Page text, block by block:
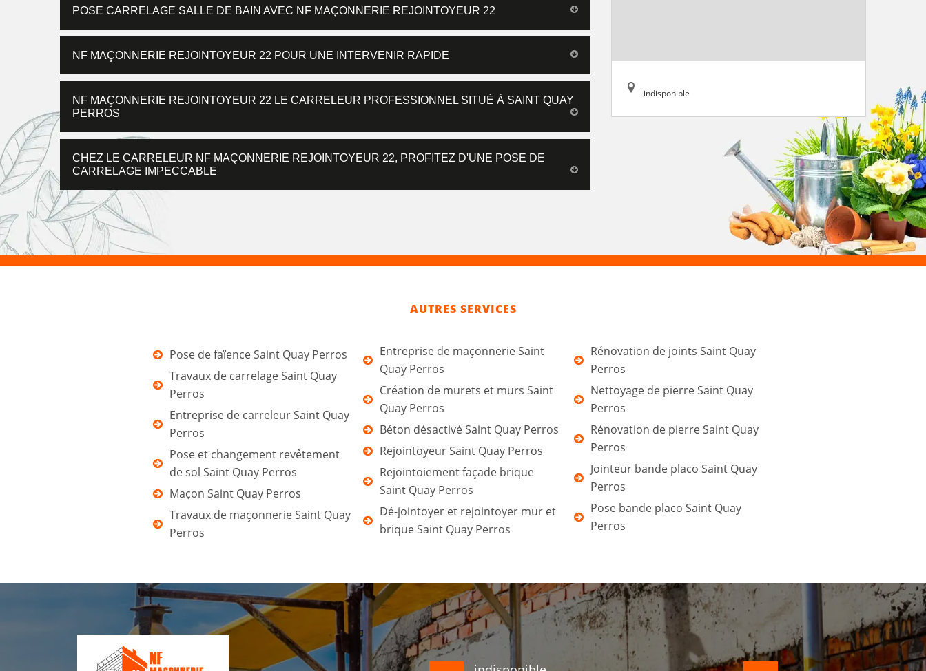
POSE CARRELAGE SALLE DE BAIN AVEC NF MAÇONNERIE REJOINTOYEUR 22
NF MAÇONNERIE REJOINTOYEUR 22 POUR UNE INTERVENIR RAPIDE
NF MAÇONNERIE REJOINTOYEUR 22 LE CARRELEUR PROFESSIONNEL SITUÉ À SAINT QUAY
PERROS
CHEZ LE CARRELEUR NF MAÇONNERIE REJOINTOYEUR 22, PROFITEZ D'UNE POSE DE
CARRELAGE IMPECCABLE
indisponible
AUTRES SERVICES
Pose de faïence Saint Quay Perros
Travaux de carrelage Saint Quay
Perros
Entreprise de carreleur Saint Quay
Perros
Pose et changement revêtement
de sol Saint Quay Perros
Maçon Saint Quay Perros
Travaux de maçonnerie Saint Quay
Perros
Entreprise de maçonnerie Saint
Quay Perros
Création de murets et murs Saint
Quay Perros
Béton désactivé Saint Quay Perros
Rejointoyeur Saint Quay Perros
Rejointoiement façade brique
Saint Quay Perros
Dé-jointoyer et rejointoyer mur et
brique Saint Quay Perros
Rénovation de joints Saint Quay
Perros
Nettoyage de pierre Saint Quay
Perros
Rénovation de pierre Saint Quay
Perros
Jointeur bande placo Saint Quay
Perros
Pose bande placo Saint Quay
Perros